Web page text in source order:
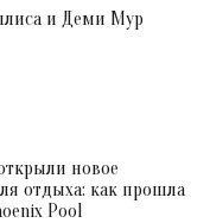
и Деми Мур
новое
отдыха: как прошла
Pool